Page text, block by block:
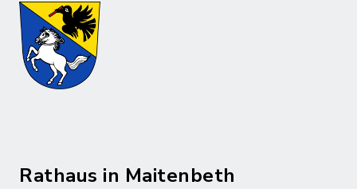
Rathaus in Maitenbeth